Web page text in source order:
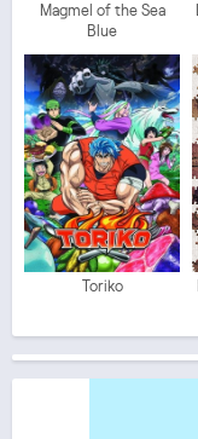
Magmel of the Sea
Blue
Toriko